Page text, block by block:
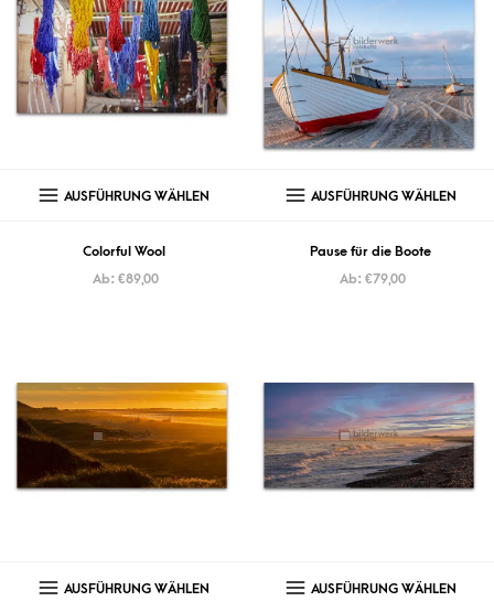
AUSFÜHRUNG WÄHLEN
Colorful Wool
Ab: €89,00
AUSFÜHRUNG WÄHLEN
Pause für die Boote
Ab: €79,00
AUSFÜHRUNG WÄHLEN AUSFÜHRUNG WÄHLEN